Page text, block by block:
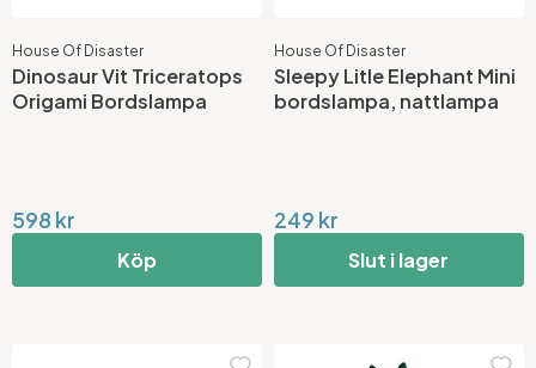
House Of Disaster
Dinosaur Vit Triceratops
Origami Bordslampa
598 kr
Köp
House Of Disaster
Sleepy Litle Elephant Mini
bordslampa, nattlampa
249 kr
Slut i lager